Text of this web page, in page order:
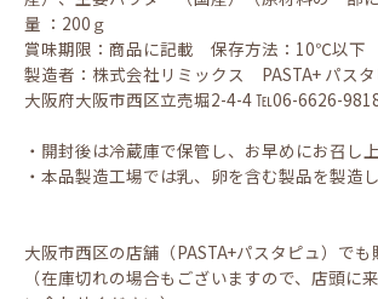
量 ：200ｇ
賞味期限：商品に記載 保存方法：10℃以下
製造者：株式会社リミックス PASTA+ パス
大阪府大阪市西区立売堀2-4-4 ℡06-6626-
・開封後は冷蔵庫で保管し、お早めにお召し
・本品製造工場では乳、卵を含む製品を製造し
大阪市西区の店舗（PASTA+パスタピュ）でも
（在庫切れの場合もございますので、店頭に